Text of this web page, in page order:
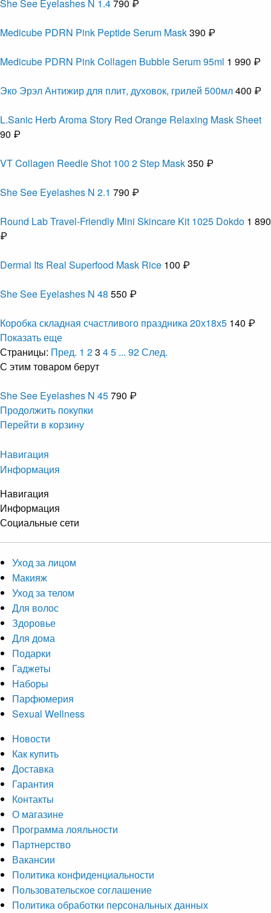
She See Eyelashes N 1.4790 ₽
Medicube PDRN Pink Peptide Serum Mask390 ₽
Medicube PDRN Pink Collagen Bubble Serum 95ml 1 990 ₽
Эко Эрэл Антижир для плит, духовок, грилей 500мл400 ₽
L.Sanic Herb Aroma Story Red Orange Relaxing Mask Sheet
90 ₽
VT Collagen Reedle Shot 100 2 Step Mask350 ₽
She See Eyelashes N 2.1 790 ₽
Round Lab Travel-Friendly Mini Skincare Kit 1025 Dokdo 1 890
₽
Dermal Its Real Superfood Mask Rice 100 ₽
She See Eyelashes N 48 550 ₽
Коробка складная счастливого праздника 20х18х5 140 ₽
Показать еще
Страницы: Пред. 1 23 45 ... 92След.
С этим товаром берут
She See Eyelashes N 45790 ₽
Продолжить покупки
Перейти в корзину
Навигация
Информация
Навигация
Информация
Социальные сети
Уход за лицом
Макияж
Уход за телом
Для волос
Здоровье
Для дома
Подарки
Гаджеты
Наборы
Парфюмерия
Sexual Wellness
Новости
Как купить
Доставка
Гарантия
Контакты
О магазине
Программа лояльности
Партнерство
Вакансии
Политика конфиденциальности
Пользовательское соглашение
Политика обработки персональных данных